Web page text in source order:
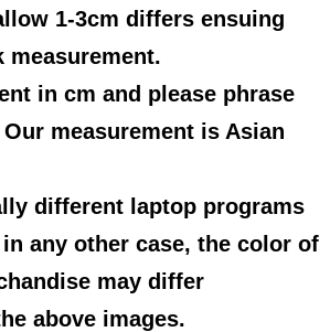
1-3cm differs ensuing
measurement.
in cm and please phrase
measurement is Asian
different laptop programs
any other case, the color of
may differ
above images.